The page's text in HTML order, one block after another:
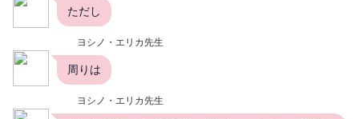
ただし
ヨシノ・エリカ先生
周りは
ヨシノ・エリカ先生